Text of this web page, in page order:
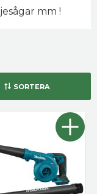
mm !
SORTERA